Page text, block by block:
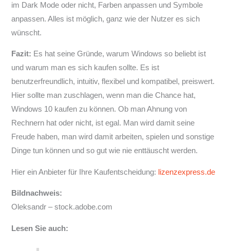
im Dark Mode oder nicht, Farben anpassen und Symbole
anpassen. Alles ist möglich, ganz wie der Nutzer es sich
wünscht.
Fazit: Es hat seine Gründe, warum Windows so beliebt ist
und warum man es sich kaufen sollte. Es ist
benutzerfreundlich, intuitiv, flexibel und kompatibel, preiswert.
Hier sollte man zuschlagen, wenn man die Chance hat,
Windows 10 kaufen zu können. Ob man Ahnung von
Rechnern hat oder nicht, ist egal. Man wird damit seine
Freude haben, man wird damit arbeiten, spielen und sonstige
Dinge tun können und so gut wie nie enttäuscht werden.
Hier ein Anbieter für Ihre Kaufentscheidung: lizenzexpress.de
Bildnachweis:
Oleksandr – stock.adobe.com
Lesen Sie auch: